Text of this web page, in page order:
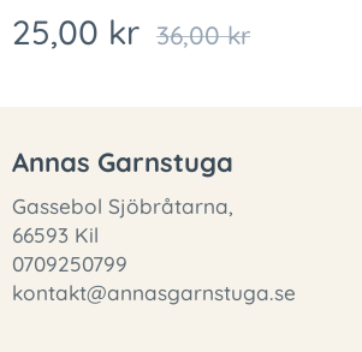
25,00 kr 36,00kr
Annas Garnstuga
Gassebol Sjöbråtarna,
66593 Kil
0709250799
kontakt@annasgarnstuga.se